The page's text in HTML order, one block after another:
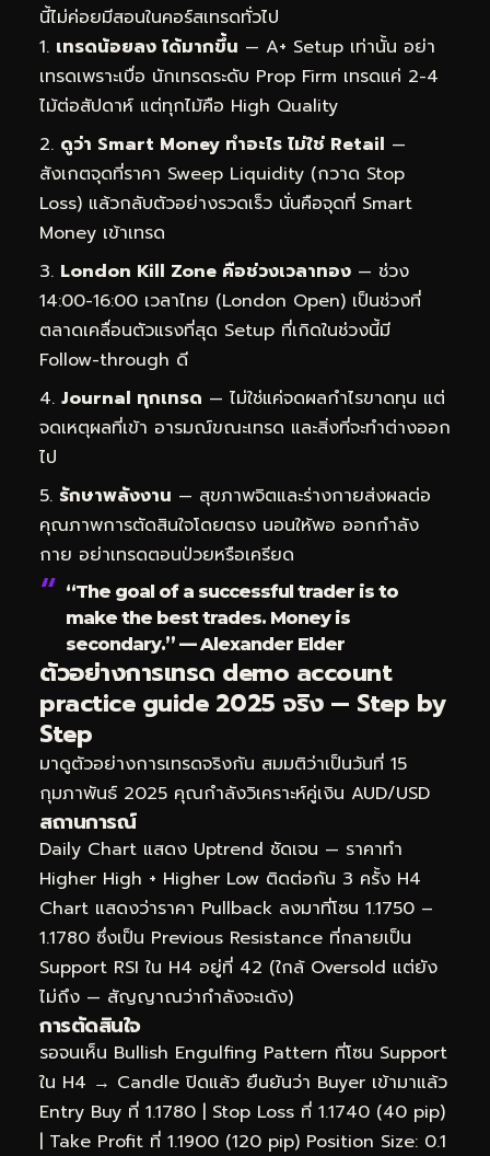
นี้ไม่ค่อยมีสอนในคอร์สเทรดทั่วไป
เทรดน้อยลง ได้มากขึ้น — A+ Setup เท่านั้น อย่า
เทรดเพราะเบื่อ นักเทรดระดับ Prop Firm เทรดแค่ 2-4
ไม้ต่อสัปดาห์ แต่ทุกไม้คือ High Quality
ดูว่า Smart Money ทำอะไร ไม่ใช่ Retail —
สังเกตจุดที่ราคา Sweep Liquidity (กวาด Stop
Loss) แล้วกลับตัวอย่างรวดเร็ว นั่นคือจุดที่ Smart
Money เข้าเทรด
London Kill Zone คือช่วงเวลาทอง — ช่วง
14:00-16:00 เวลาไทย (London Open) เป็นช่วงที่
ตลาดเคลื่อนตัวแรงที่สุด Setup ที่เกิดในช่วงนี้มี
Follow-through ดี
Journal ทุกเทรด — ไม่ใช่แค่จดผลกำไรขาดทุน แต่
จดเหตุผลที่เข้า อารมณ์ขณะเทรด และสิ่งที่จะทำต่างออก
ไป
รักษาพลังงาน — สุขภาพจิตและร่างกายส่งผลต่อ
คุณภาพการตัดสินใจโดยตรง นอนให้พอ ออกกำลัง
กาย อย่าเทรดตอนป่วยหรือเครียด
“The goal of a successful trader is to
make the best trades. Money is
secondary.” — Alexander Elder
ตัวอย่างการเทรด demo account
practice guide 2025 จริง — Step by
Step
มาดูตัวอย่างการเทรดจริงกัน สมมติว่าเป็นวันที่ 15
กุมภาพันธ์ 2025 คุณกำลังวิเคราะห์คู่เงิน AUD/USD
สถานการณ์
Daily Chart แสดง Uptrend ชัดเจน — ราคาทำ
Higher High + Higher Low ติดต่อกัน 3 ครั้ง H4
Chart แสดงว่าราคา Pullback ลงมาที่โซน 1.1750 –
1.1780 ซึ่งเป็น Previous Resistance ที่กลายเป็น
Support RSI ใน H4 อยู่ที่ 42 (ใกล้ Oversold แต่ยัง
ไม่ถึง — สัญญาณว่ากำลังจะเด้ง)
การตัดสินใจ
รอจนเห็น Bullish Engulfing Pattern ที่โซน Support
ใน H4 → Candle ปิดแล้ว ยืนยันว่า Buyer เข้ามาแล้ว
Entry Buy ที่ 1.1780 | Stop Loss ที่ 1.1740 (40 pip)
| Take Profit ที่ 1.1900 (120 pip) Position Size: 0.1